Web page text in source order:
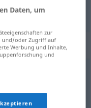
verbreiten (über)
Daten, um
zur
und/oder Zugriff auf
Werbung und Inhalte,
und